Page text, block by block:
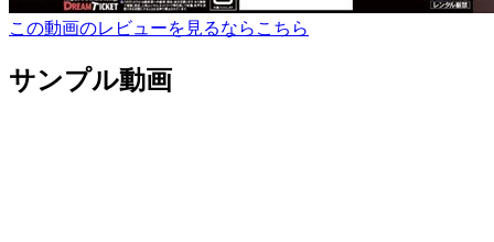
この動画のレビューを見るならこちら
サンプル動画